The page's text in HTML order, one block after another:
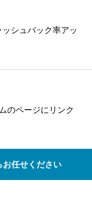
シュバック率アッ
のページにリンク
お任せください